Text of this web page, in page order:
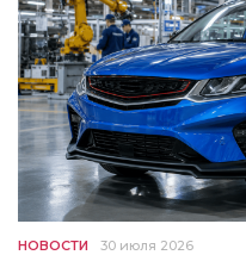
НОВОСТИ 30 июля 2026